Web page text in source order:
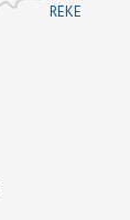
REKE